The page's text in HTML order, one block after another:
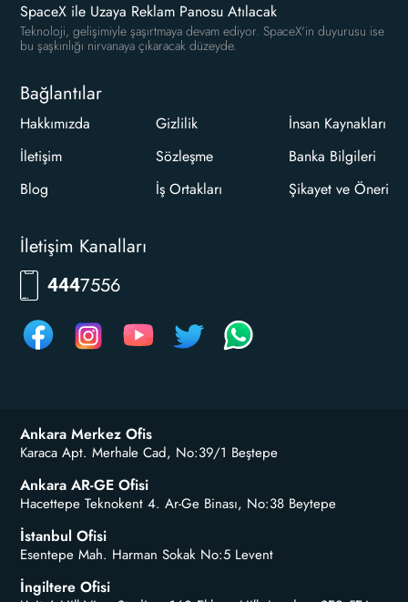
SpaceX ile Uzaya Reklam Panosu Atılacak
Teknoloji, gelişimiyle şaşırtmaya devam ediyor. SpaceX'in duyurusu ise
bu şaşkınlığı nirvanaya çıkaracak düzeyde.
Bağlantılar
Hakkımızda
İletişim
Blog
Gizlilik
Sözleşme
İş Ortakları
İnsan Kaynakları
Banka Bilgileri
Şikayet ve Öneri
İletişim Kanalları
4447556
Ankara Merkez Ofis
Karaca Apt. Merhale Cad, No:39/1 Beştepe
Ankara AR-GE Ofisi
Hacettepe Teknokent 4. Ar-Ge Binası, No:38 Beytepe
İstanbul Ofisi
Esentepe Mah. Harman Sokak No:5 Levent
İngiltere Ofisi